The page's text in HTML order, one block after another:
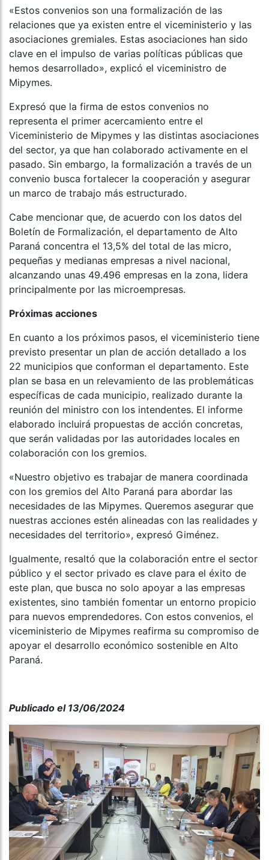
«Estos convenios son una formalización de las
relaciones que ya existen entre el viceministerio y las
asociaciones gremiales. Estas asociaciones han sido
clave en el impulso de varias políticas públicas que
hemos desarrollado», explicó el viceministro de
Mipymes.
Expresó que la firma de estos convenios no
representa el primer acercamiento entre el
Viceministerio de Mipymes y las distintas asociaciones
del sector, ya que han colaborado activamente en el
pasado. Sin embargo, la formalización a través de un
convenio busca fortalecer la cooperación y asegurar
un marco de trabajo más estructurado.
Cabe mencionar que, de acuerdo con los datos del
Boletín de Formalización, el departamento de Alto
Paraná concentra el 13,5% del total de las micro,
pequeñas y medianas empresas a nivel nacional,
alcanzando unas 49.496 empresas en la zona, lidera
principalmente por las microempresas.
Próximas acciones
En cuanto a los próximos pasos, el viceministerio tiene
previsto presentar un plan de acción detallado a los
22 municipios que conforman el departamento. Este
plan se basa en un relevamiento de las problemáticas
específicas de cada municipio, realizado durante la
reunión del ministro con los intendentes. El informe
elaborado incluirá propuestas de acción concretas,
que serán validadas por las autoridades locales en
colaboración con los gremios.
«Nuestro objetivo es trabajar de manera coordinada
con los gremios del Alto Paraná para abordar las
necesidades de las Mipymes. Queremos asegurar que
nuestras acciones estén alineadas con las realidades y
necesidades del territorio», expresó Giménez.
Igualmente, resaltó que la colaboración entre el sector
público y el sector privado es clave para el éxito de
este plan, que busca no solo apoyar a las empresas
existentes, sino también fomentar un entorno propicio
para nuevos emprendedores. Con estos convenios, el
viceministerio de Mipymes reafirma su compromiso de
apoyar el desarrollo económico sostenible en Alto
Paraná.
Publicado el 13/06/2024